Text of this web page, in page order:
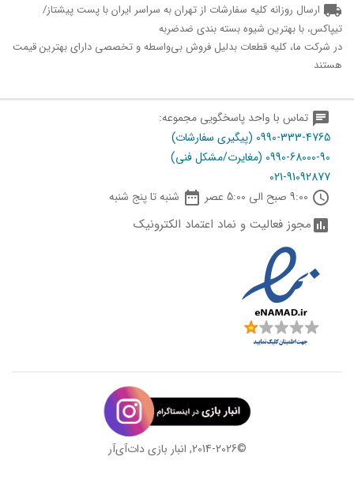
local_shipping ارسال روزانه کلیه سفارشات از تهران به سراسر ایران با پست پیشتاز/
تیپاکس، با بهترین شیوه بسته بندی ضدضربه
در شرکت ما، کلیه قطعات بدلیل فروش بی‌واسطه و تخصصی دارای بهترین قیمت
هستند
chat تماس با واحد پاسخگویی مجموعه:
0990-333-4765 (پیگیری سفارشات)
0990-68000-90 (مغایرت/مشکل فنی)
021-91092877
schedule
 شنبه تا پنج شنبه
assessmentمجوز فعالیت و نماد اعتماد الکترونیک
©2014-2026, انبار بازی دات‌‌آی‌آر